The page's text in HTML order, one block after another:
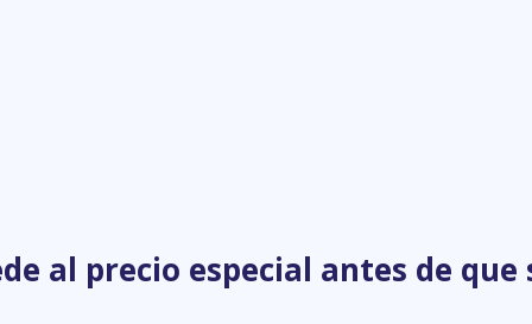
al precio especial antes de que